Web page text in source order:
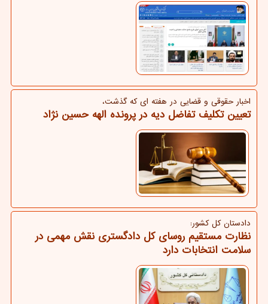
اخبار حقوقی و قضایی در هفته ای كه گذشت،
تعیین تکلیف تفاضل دیه در پرونده الهه حسین نژاد
دادستان کل کشور:
نظارت مستقیم روسای کل دادگستری نقش مهمی در
سلامت انتخابات دارد